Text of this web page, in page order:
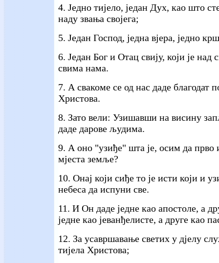
4. Једно тијело, један Дух, као што
наду звања својега;
5. Један Господ, једна вјера, једно
6. Један Бог и Отац свију, који је над
свима нама.
7. А свакоме се од нас даде благодат
Христова.
8. Зато вели: Узишавши на висину
даде дарове људима.
9. А оно "узиђе" шта је, осим да прво
мјеста земље?
10. Онај који сиђе то је исти који и
небеса да испуни све.
11. И Он даде једне као апостоле, а
једне као јеванђелисте, а друге као
12. За усавршавање светих у дјелу
тијела Христова;